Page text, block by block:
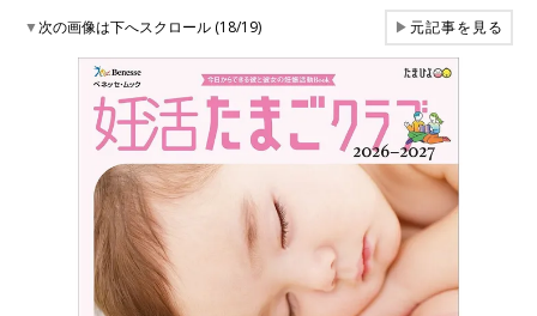
▼次の画像は下へスクロール (18/19) ▶元記事を見る